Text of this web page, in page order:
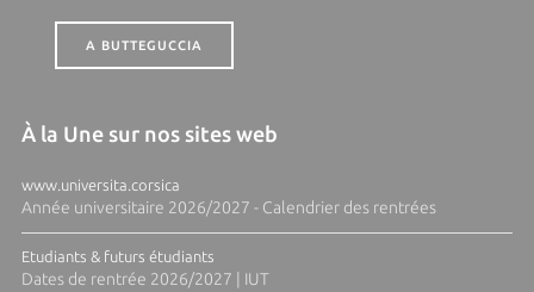
A BUTTEGUCCIA
À la Une sur nos sites web
www.universita.corsica
Année universitaire 2026/2027 - Calendrier des rentrées
Etudiants & futurs étudiants
Dates de rentrée 2026/2027 | IUT